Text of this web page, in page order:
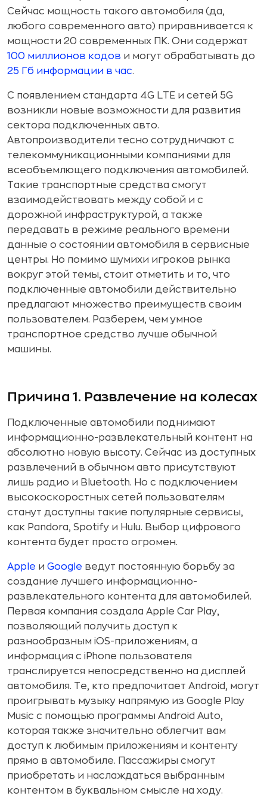
Сейчас мощность такого автомобиля (да,
любого современного авто) приравнивается к
мощности 20 современных ПК. Они содержат
100 миллионов кодов и могут обрабатывать до
25 Гб информации в час.
С появлением стандарта 4G LTE и сетей 5G
возникли новые возможности для развития
сектора подключенных авто.
Автопроизводители тесно сотрудничают с
телекоммуникационными компаниями для
всеобъемлющего подключения автомобилей.
Такие транспортные средства смогут
взаимодействовать между собой и с
дорожной инфраструктурой, а также
передавать в режиме реального времени
данные о состоянии автомобиля в сервисные
центры. Но помимо шумихи игроков рынка
вокруг этой темы, стоит отметить и то, что
подключенные автомобили действительно
предлагают множество преимуществ своим
пользователем. Разберем, чем умное
транспортное средство лучше обычной
машины.
Причина 1. Развлечение на колесах
Подключенные автомобили поднимают
информационно-развлекательный контент на
абсолютно новую высоту. Сейчас из доступных
развлечений в обычном авто присутствуют
лишь радио и Bluetooth. Но с подключением
высокоскоростных сетей пользователям
станут доступны такие популярные сервисы,
как Pandora, Spotify и Hulu. Выбор цифрового
контента будет просто огромен.
Apple и Google ведут постоянную борьбу за
создание лучшего информационно-
развлекательного контента для автомобилей.
Первая компания создала Apple Car Play,
позволяющий получить доступ к
разнообразным iOS-приложениям, а
информация с iPhone пользователя
транслируется непосредственно на дисплей
автомобиля. Те, кто предпочитает Android, могут
проигрывать музыку напрямую из Google Play
Music с помощью программы Android Auto,
которая также значительно облегчит вам
доступ к любимым приложениям и контенту
прямо в автомобиле. Пассажиры смогут
приобретать и наслаждаться выбранным
контентом в буквальном смысле на ходу.